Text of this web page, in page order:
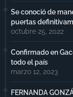
Se conoció de
puertas
octubre 25, 2022
Confirmado en
todo el país
marzo 12, 2023
FERNANDA